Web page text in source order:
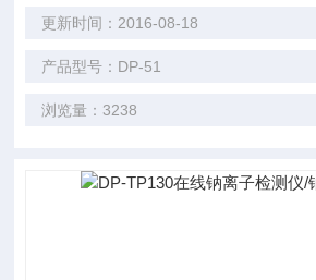
更新时间：2016-08-18
产品型号：DP-51
浏览量：3238